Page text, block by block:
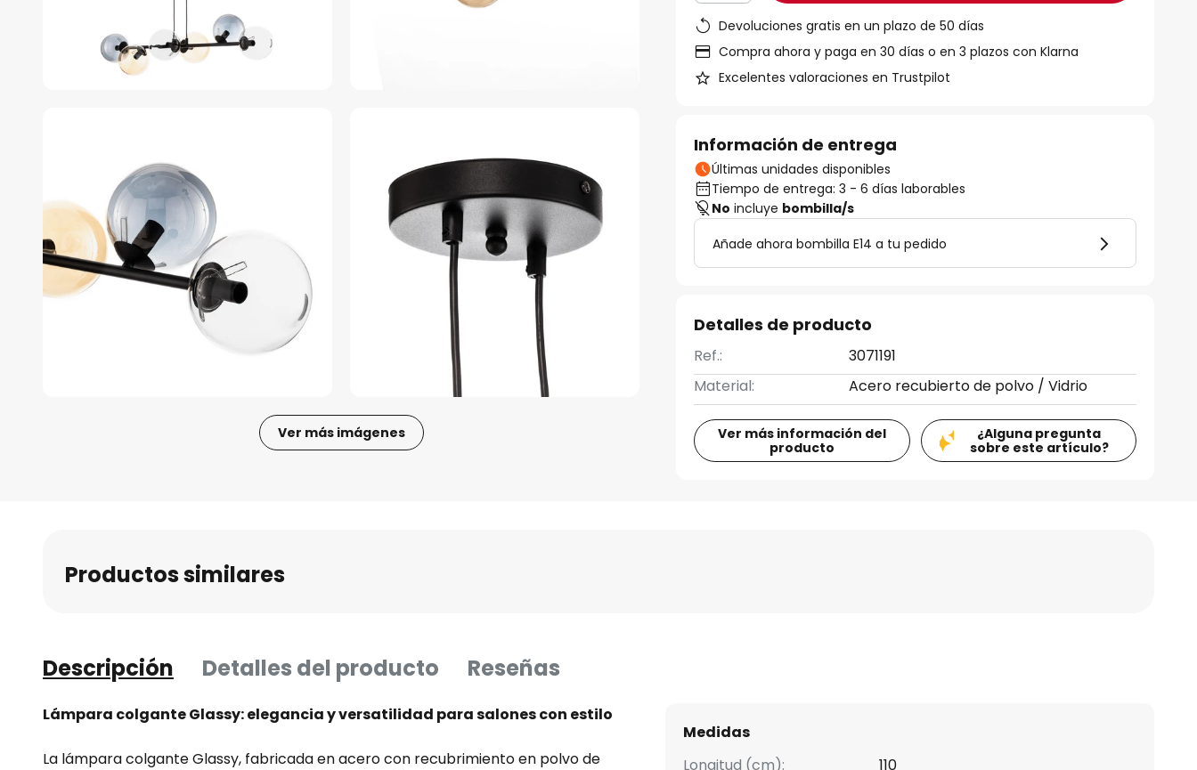
Ver más imágenes
galería
Devoluciones gratis en un plazo de 50 días
Compra ahora y paga en 30 días o en 3 plazos con Klarna
Excelentes valoraciones en Trustpilot
Información de entrega
Últimas unidades disponibles
Tiempo de entrega: 3 - 6 días laborables
No incluye bombilla/s
Añade ahora bombilla E14 a tu pedido
Detalles de producto
Ref.:
3071191
Material:
Acero recubierto de polvo / Vidrio
Ver más información del
producto
¿Alguna pregunta
sobre este artículo?
Productos similares
Descripción Detalles del producto Reseñas
Lámpara colgante Glassy: elegancia y versatilidad para salones con estilo
La lámpara colgante Glassy, fabricada en acero con recubrimiento en polvo de
Medidas
Longitud (cm):
110